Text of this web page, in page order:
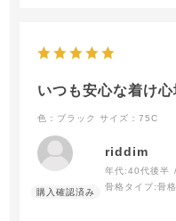
いつも安心な着け心
色：ブラック サイズ：75C
riddim
年代:40代後半
骨格タイプ:骨